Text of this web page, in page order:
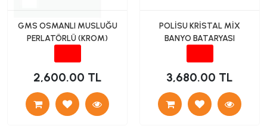
GMS OSMANLI MUSLUĞU
PERLATÖRLÜ (KROM)
2,600.00 TL
POLİSU KRİSTAL MİX
BANYO BATARYASI
3,680.00 TL